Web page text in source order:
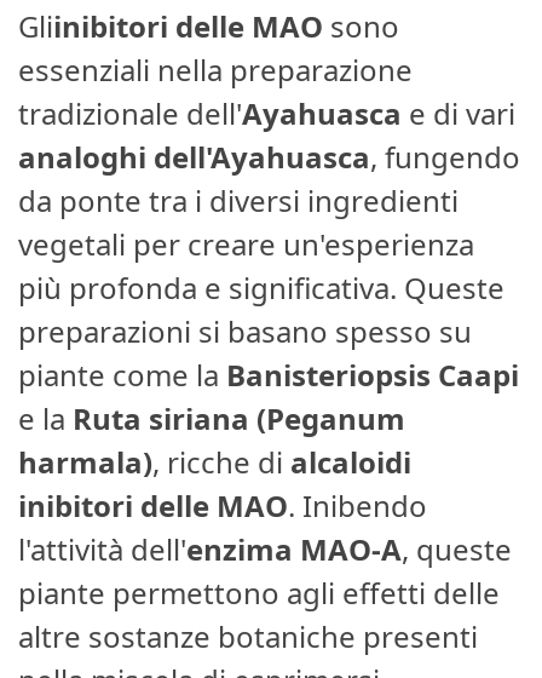
Gliinibitori delle MAO sono
essenziali nella preparazione
tradizionale dell'Ayahuasca e di vari
analoghi dell'Ayahuasca, fungendo
da ponte tra i diversi ingredienti
vegetali per creare un'esperienza
più profonda e significativa. Queste
preparazioni si basano spesso su
piante come la Banisteriopsis Caapi
e la Ruta siriana (Peganum
harmala), ricche di alcaloidi
inibitori delle MAO. Inibendo
l'attività dell'enzima MAO-A, queste
piante permettono agli effetti delle
altre sostanze botaniche presenti